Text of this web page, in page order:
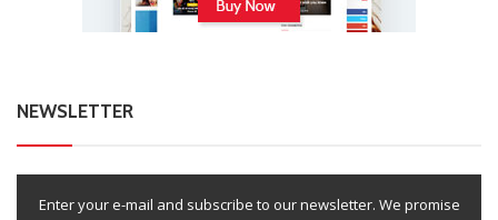
NEWSLETTER
Enter your e-mail and subscribe to our newsletter. We promise